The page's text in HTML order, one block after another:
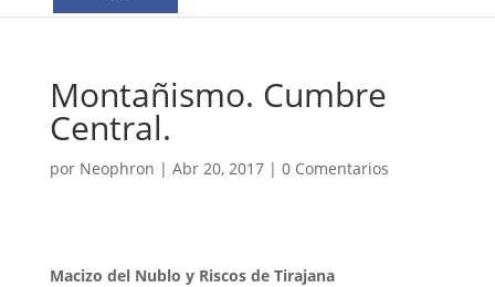
Montañismo. Cumbre
Central.
por Neophron | Abr 20, 2017| 0 Comentarios
Macizo del Nublo y Riscos de Tirajana